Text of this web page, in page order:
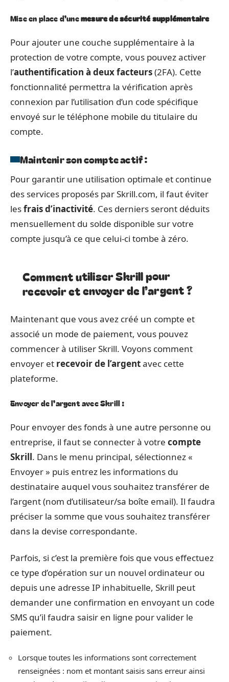
Mise en place d’unemesure de sécurité supplémentaire
Pour ajouter une couche supplémentaire à la
protection de votre compte, vous pouvez activer
l’authentification à deux facteurs(2FA). Cette
fonctionnalité permettra la vérification après
connexion par l’utilisation d’un code spécifique
envoyé sur le téléphone mobile du titulaire du
compte.
Maintenir son compte actif :
Pour garantir une utilisation optimale et continue
des services proposés par Skrill.com, il faut éviter
lesfrais d’inactivité. Ces derniers seront déduits
mensuellement du solde disponible sur votre
compte jusqu’à ce que celui-ci tombe à zéro.
Comment utiliser Skrill pour
recevoir et envoyer de l’argent ?
Maintenant que vous avez créé un compte et
associé un mode de paiement, vous pouvez
commencer à utiliser Skrill. Voyons comment
envoyer et recevoir de l’argentavec cette
plateforme.
Envoyer de l’argent avec Skrill :
Pour envoyer des fonds à une autre personne ou
entreprise, il faut se connecter à votre compte
Skrill. Dans le menu principal, sélectionnez «
Envoyer » puis entrez les informations du
destinataire auquel vous souhaitez transférer de
l’argent (nom d’utilisateur/sa boîte email). Il faudra
préciser la somme que vous souhaitez transférer
dans la devise correspondante.
Parfois, si c’est la première fois que vous effectuez
ce type d’opération sur un nouvel ordinateur ou
depuis une adresse IP inhabituelle, Skrill peut
demander une confirmation en envoyant un code
SMS qu’il faudra saisir en ligne pour valider le
paiement.
Lorsque toutes les informations sont correctement
renseignées : nom et montant saisis sans erreur ainsi